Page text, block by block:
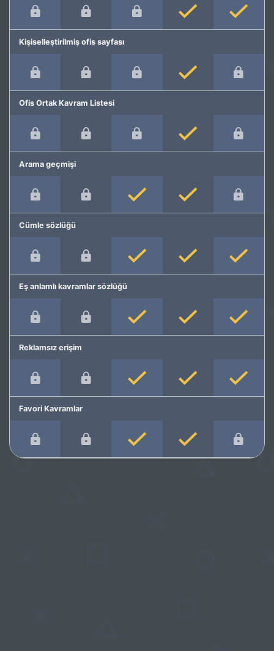
Kişiselleştirilmiş ofis sayfası
Ofis Ortak Kavram Listesi
Arama geçmişi
Cümle sözlüğü
Eş anlamlı kavramlar sözlüğü
Reklamsız erişim
Favori Kavramlar